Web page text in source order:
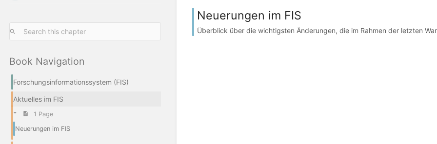
Book Navigation
Forschungsinformationssystem (FIS)
Aktuelles im FIS
1 Page
Neuerungen im FIS
Neuerungen im FIS
Überblick über die wichtigsten Änderungen, die im Rahmen der letzten